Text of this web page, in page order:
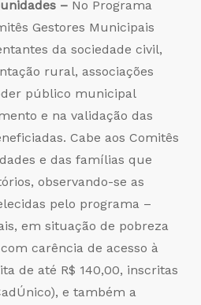
–No Programa
Gestores Municipais
da sociedade civil,
rural, associações
público municipal
e na validação das
Cabe aos Comitês
e das famílias que
observando-se as
pelo programa –
em situação de pobreza
carência de acesso à
de até R$ 140,00, inscritas
e também a